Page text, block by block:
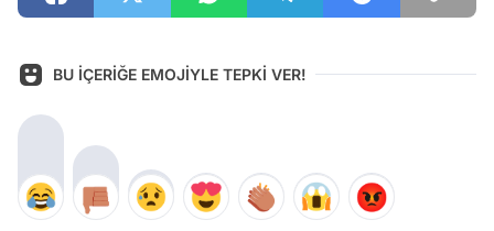
BU İÇERİĞE EMOJİYLE TEPKİ VER!